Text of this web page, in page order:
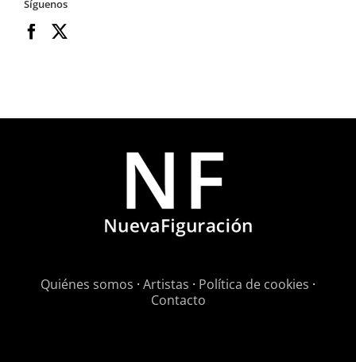
Síguenos
Quiénes somos · Artistas · Política de cookies ·
Contacto